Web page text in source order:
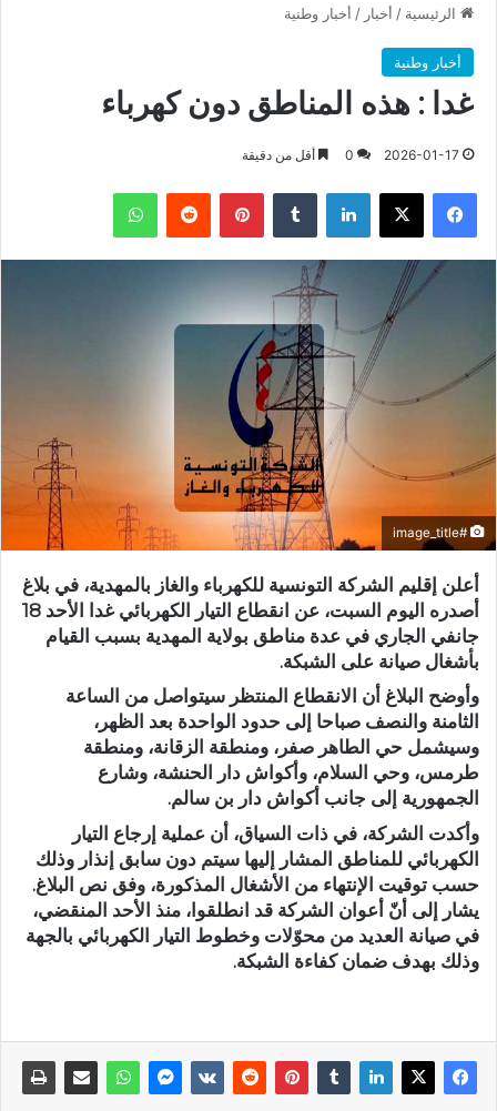
الرئيسية / أخبار / أخبار وطنية
أخبار وطنية
غدا : هذه المناطق دون كهرباء
2026-01-17
0 أقل من دقيقة
فيسبوك X لينكدإن بينتيريست واتساب
#image_title
أعلن إقليم الشركة التونسية للكهرباء والغاز بالمهدية، في بلاغ
أصدره اليوم السبت، عن انقطاع التيار الكهربائي غدا الأحد 18
جانفي الجاري في عدة مناطق بولاية المهدية بسبب القيام
بأشغال صيانة على الشبكة.
وأوضح البلاغ أن الانقطاع المنتظر سيتواصل من الساعة
الثامنة والنصف صباحا إلى حدود الواحدة بعد الظهر،
وسيشمل حي الطاهر صفر، ومنطقة الزقانة، ومنطقة
طرمس، وحي السلام، وأكواش دار الحنشة، وشارع
الجمهورية إلى جانب أكواش دار بن سالم.
وأكدت الشركة، في ذات السياق، أن عملية إرجاع التيار
الكهربائي للمناطق المشار إليها سيتم دون سابق إنذار وذلك
حسب توقيت الإنتهاء من الأشغال المذكورة، وفق نص البلاغ.
يشار إلى أنّ أعوان الشركة قد انطلقوا، منذ الأحد المنقضي،
في صيانة العديد من محوّلات وخطوط التيار الكهربائي بالجهة
وذلك بهدف ضمان كفاءة الشبكة.